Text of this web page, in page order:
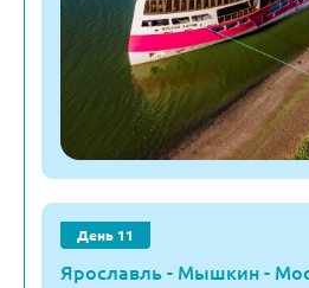
День 11
Ярославль - Мышкин -